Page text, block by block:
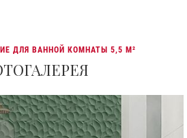
ДЛЯ ВАННОЙ КОМНАТЫ 5,5 М²